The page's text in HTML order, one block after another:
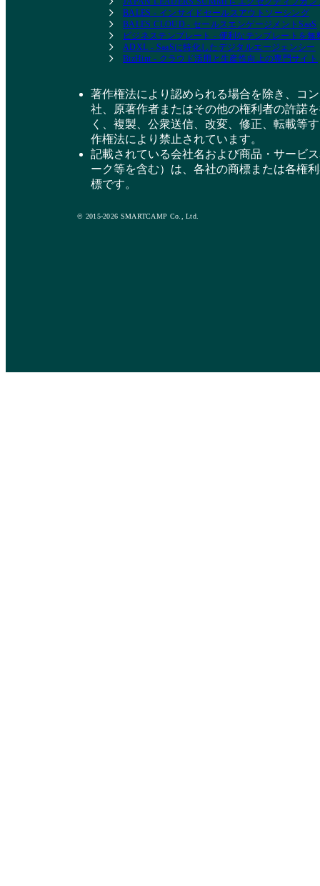
BALES - インサイドセールスアウトソーシング
BALES CLOUD - セールスエンゲージメントSaaS
ビジネステンプレート - 便利なテンプレートを無
ADXL - SaaSに特化したデジタルエージェンシー
BizHint - クラウド活用と生産性向上の専門サイト
著作権法により認められる場合を除き、コ
社、原著作者またはその他の権利者の許諾
く、複製、公衆送信、改変、修正、転載等
作権法により禁止されています。
記載されている会社名および商品・サービ
ーク等を含む）は、各社の商標または各権
標です。
© 2015-2026 SMARTCAMP Co., Ltd.